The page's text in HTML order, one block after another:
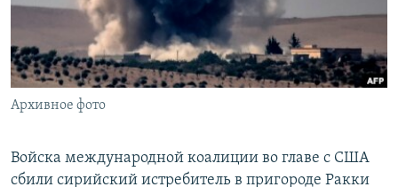
English
Архивное фото
Войска международной коалиции во главе с США
сбили сирийский истребитель в пригороде Ракки